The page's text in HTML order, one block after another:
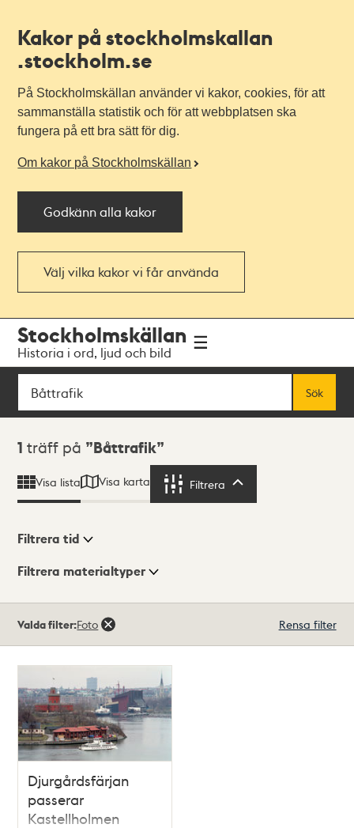
Kakor på stockholmskallan
.stockholm.se
På Stockholmskällan använder vi kakor, cookies, för att
sammanställa statistik och för att webbplatsen ska
fungera på ett bra sätt för dig.
Om kakor på Stockholmskällan
Godkänn alla kakor
Välj vilka kakor vi får använda
navigationen
huvudinnehållet
Stockholmskällan
Historia i ord, ljud och bild
Sök
Sök
Sökresultat
1 träff på Båttrafik
Visa lista Visa karta Filtrera
Visningsläge
Filtrera tid
Filtrera materialtyper
träffar
Valda filter:Foto Rensa filter
Djurgårdsfärjan
passerar
Kastellholmen